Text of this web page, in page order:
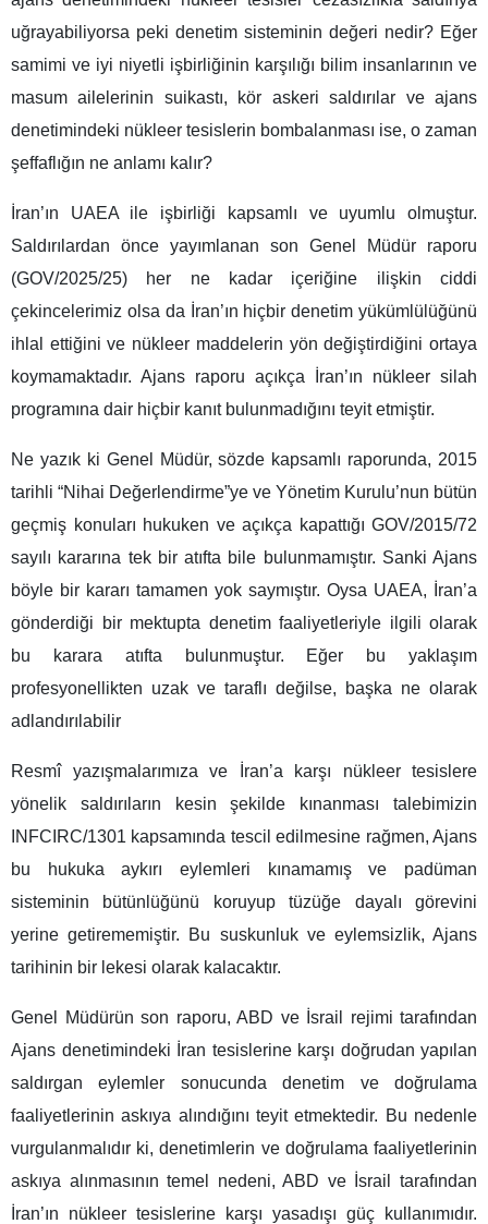
uğrayabiliyorsa peki denetim sisteminin değeri nedir? Eğer
samimi ve iyi niyetli işbirliğinin karşılığı bilim insanlarının ve
masum ailelerinin suikastı, kör askeri saldırılar ve ajans
denetimindeki nükleer tesislerin bombalanması ise, o zaman
şeffaflığın ne anlamı kalır?
İran’ın UAEA ile işbirliği kapsamlı ve uyumlu olmuştur.
Saldırılardan önce yayımlanan son Genel Müdür raporu
(GOV/2025/25) her ne kadar içeriğine ilişkin ciddi
çekincelerimiz olsa da İran’ın hiçbir denetim yükümlülüğünü
ihlal ettiğini ve nükleer maddelerin yön değiştirdiğini ortaya
koymamaktadır. Ajans raporu açıkça İran’ın nükleer silah
programına dair hiçbir kanıt bulunmadığını teyit etmiştir.
Ne yazık ki Genel Müdür, sözde kapsamlı raporunda, 2015
tarihli “Nihai Değerlendirme”ye ve Yönetim Kurulu’nun bütün
geçmiş konuları hukuken ve açıkça kapattığı GOV/2015/72
sayılı kararına tek bir atıfta bile bulunmamıştır. Sanki Ajans
böyle bir kararı tamamen yok saymıştır. Oysa UAEA, İran’a
gönderdiği bir mektupta denetim faaliyetleriyle ilgili olarak
bu karara atıfta bulunmuştur. Eğer bu yaklaşım
profesyonellikten uzak ve taraflı değilse, başka ne olarak
adlandırılabilir
Resmî yazışmalarımıza ve İran’a karşı nükleer tesislere
yönelik saldırıların kesin şekilde kınanması talebimizin
INFCIRC/1301 kapsamında tescil edilmesine rağmen, Ajans
bu hukuka aykırı eylemleri kınamamış ve padüman
sisteminin bütünlüğünü koruyup tüzüğe dayalı görevini
yerine getirememiştir. Bu suskunluk ve eylemsizlik, Ajans
tarihinin bir leke­si olarak kalacaktır.
Genel Müdürün son raporu, ABD ve İsrail rejimi tarafından
Ajans denetimindeki İran tesislerine karşı doğrudan yapılan
saldırgan eylemler sonucunda denetim ve doğrulama
faaliyetlerinin askıya alındığını teyit etmektedir. Bu nedenle
vurgulanmalıdır ki, denetimlerin ve doğrulama faaliyetlerinin
askıya alınmasının temel nedeni, ABD ve İsrail tarafından
İran’ın nükleer tesislerine karşı yasadışı güç kullanımıdır.